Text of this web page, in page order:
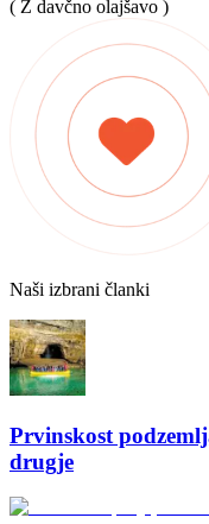
( Z davčno olajšavo )
Naši izbrani članki
Prvinskost
drugje